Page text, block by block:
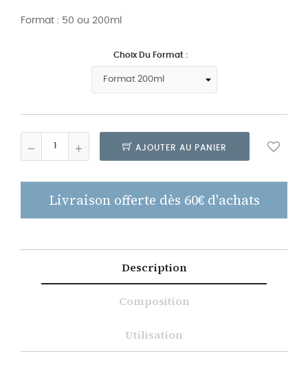
Format : 50 ou 200ml
Choix Du Format :
AJOUTER AU PANIER
Livraison offerte dès 60€ d'achats
Description
Composition
Utilisation